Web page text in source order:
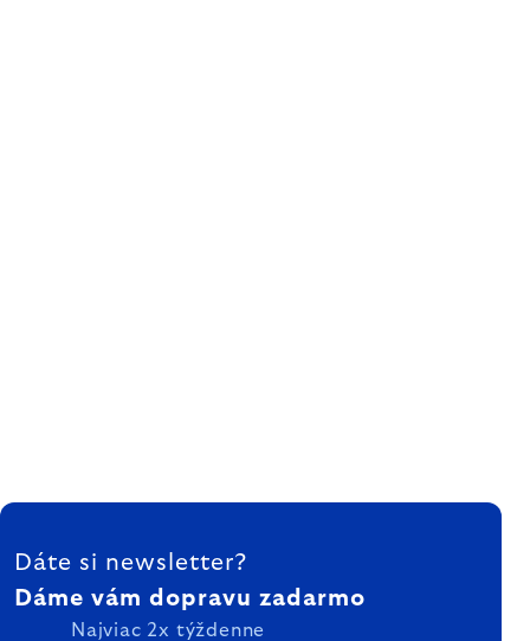
ZÁPÄTIE
Dáte si newsletter?
Dáme vám dopravu zadarmo
Najviac 2x týždenne